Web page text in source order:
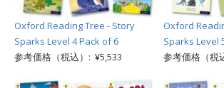
Oxford Reading Tree - Story
Sparks Level 4 Pack of 6
参考価格（税込）: ¥5,533
Oxford
Sparks Level
参考価格（税